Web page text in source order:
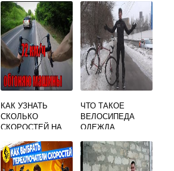
КАК УЗНАТЬ
СКОЛЬКО
СКОРОСТЕЙ НА
ЧТО ТАКОЕ
ВЕЛОСИПЕДА
ОДЕЖДА